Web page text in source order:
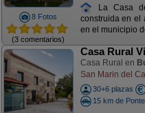
8 Fotos
(3 comentarios)
La Casa
construida en el
en el municipio
Casa Rural
Casa Rural en
San Marin del
30+6 plazas
15 km de